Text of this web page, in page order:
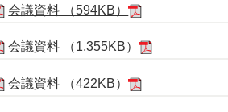
会議資料 （594KB）
会議資料 （1,355KB）
会議資料 （422KB）